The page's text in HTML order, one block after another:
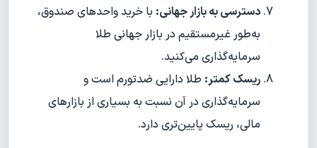
دسترسی به بازار جهانی: با خرید واحدهای صندوق،
به‌طور غیرمستقیم در بازار جهانی طلا
سرمایه‌گذاری می‌کنید.
ریسک کمتر: طلا دارایی ضدتورم است و
سرمایه‌گذاری در آن نسبت به بسیاری از بازارهای
مالی، ریسک پایین‌تری دارد.